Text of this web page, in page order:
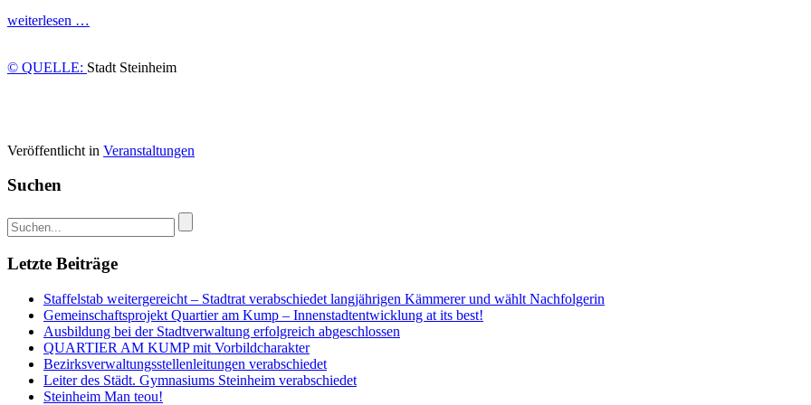
weiterlesen …
© QUELLE: Stadt Steinheim
Veröffentlicht in Veranstaltungen
Suchen
Letzte Beiträge
Staffelstab weitergereicht – Stadtrat verabschiedet langjährigen Kämmerer und wählt Nachfolgerin
Gemeinschaftsprojekt Quartier am Kump – Innenstadtentwicklung at its best!
Ausbildung bei der Stadtverwaltung erfolgreich abgeschlossen
QUARTIER AM KUMP mit Vorbildcharakter
Bezirksverwaltungsstellenleitungen verabschiedet
Leiter des Städt. Gymnasiums Steinheim verabschiedet
Steinheim Man teou!